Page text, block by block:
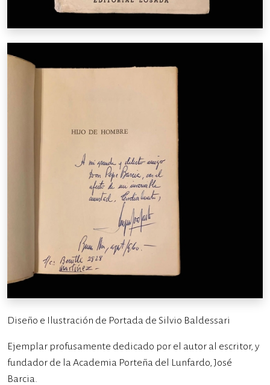
Diseño e Ilustración de Portada de Silvio Baldessari
Ejemplar profusamente dedicado por el autor al escritor, y
fundador de la Academia Porteña del Lunfardo, José
Barcia.